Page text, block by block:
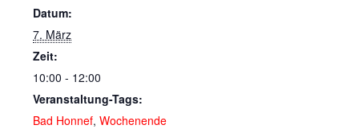
Datum:
7. März
Zeit:
10:00 - 12:00
Veranstaltung-Tags:
Bad Honnef, Wochenende